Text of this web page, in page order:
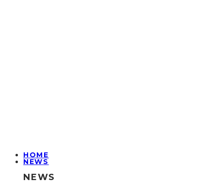
HOME
NEWS
NEWS